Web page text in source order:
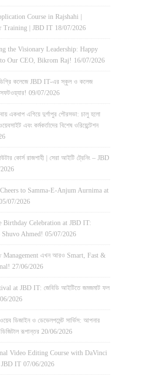
Course in Rajshahi |
Training | JBD IT 18/07/2026
the Visionary Leadership: Happy
Our CEO, Bikrom Raj! 16/07/2026
ডিগ্রি কলেজে JBD IT-এর স্কুল ও কলেজ
সফটওয়্যার! 09/07/2026
একধাপ এগিয়ে দুর্গাপুর পৌরসভা: চালু হলো
এবং কর্মকর্তাদের বিশেষ ওরিয়েন্টেশন
কোর্স রাজশাহী | সেরা আইটি ট্রেনিং – JBD
to Samma-E-Anjum Aurnima at
07/2026
Birthday Celebration at JBD IT:
Shuvo Ahmed! 05/07/2026
Management এখন আরও Smart, Fast &
27/06/2026
at JBD IT: জেবিডি আইটিতে জমজমাট ফল
2026
ডিজাইন ও ডেভেলপমেন্ট সার্ভিস: আপনার
ডিজিটাল রূপান্তর 20/06/2026
Video Editing Course with DaVinci
JBD IT 07/06/2026